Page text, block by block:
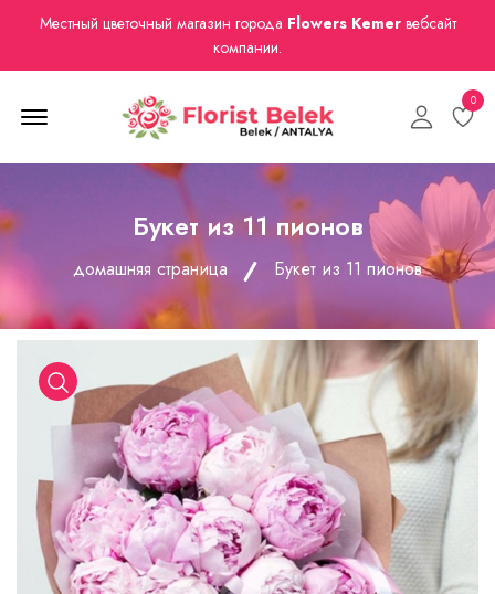
Местный цветочный магазин города Flowers Kemerвебсайт
компании.
Menu Open 0
Букет из 11 пионов
домашняя страница Букет из 11 пионов